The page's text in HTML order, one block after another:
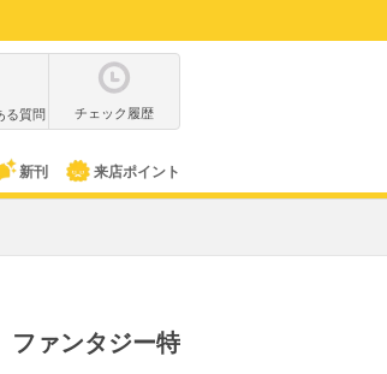
る質問 チェック履歴
新刊 来店ポイント
ファンタジー特